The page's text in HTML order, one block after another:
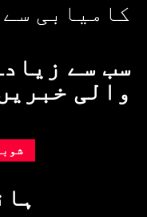
کامیابی سے
سب سے
والی